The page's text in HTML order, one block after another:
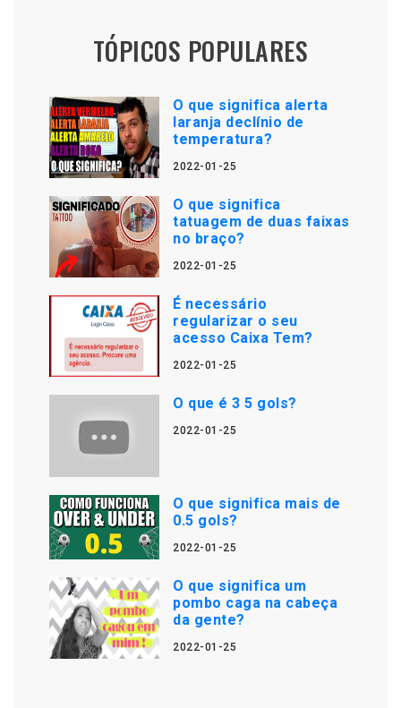
TÓPICOS POPULARES
O que significa alerta
laranja declínio de
temperatura?
2022-01-25
O que significa
tatuagem de duas faixas
no braço?
2022-01-25
É necessário
regularizar o seu
acesso Caixa Tem?
2022-01-25
O que é 3 5 gols?
2022-01-25
O que significa mais de
0.5 gols?
2022-01-25
O que significa um
pombo caga na cabeça
da gente?
2022-01-25